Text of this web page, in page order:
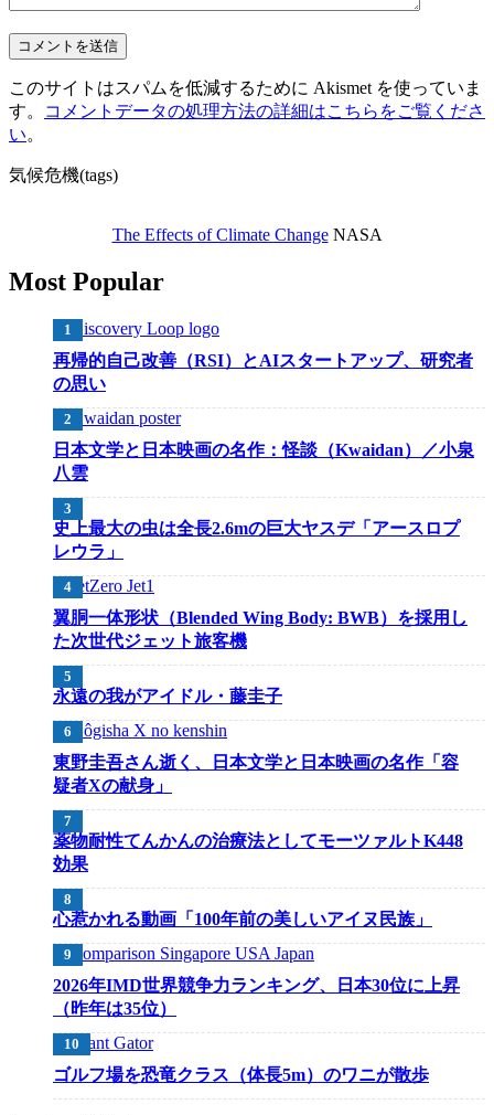
このサイトはスパムを低減するために Akismet を使っていま
す。
コメントデータの処理方法の詳細はこちらをご覧くださ
い。
気候危機(tags)
The Effects of Climate ChangeNASA
Most Popular
再帰的自己改善（RSI）とAIスタートアップ、研究者
の思い
日本文学と日本映画の名作：怪談（Kwaidan）／小泉
八雲
史上最大の虫は全長2.6mの巨大ヤスデ「アースロプ
レウラ」
翼胴一体形状（Blended Wing Body: BWB）を採用し
た次世代ジェット旅客機
永遠の我がアイドル・藤圭子
東野圭吾さん逝く、日本文学と日本映画の名作「容
疑者Xの献身」
薬物耐性てんかんの治療法としてモーツァルトK448
効果
心惹かれる動画「100年前の美しいアイヌ民族」
2026年IMD世界競争力ランキング、日本30位に上昇
（昨年は35位）
ゴルフ場を恐竜クラス（体長5m）のワニが散歩